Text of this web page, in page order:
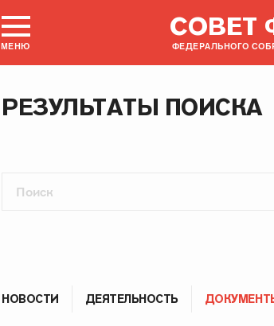
МЕНЮ
СОВЕТ
ФЕДЕРАЛЬНОГО
РЕЗУЛЬТАТЫ ПОИСКА
НОВОСТИ ДЕЯТЕЛЬНОСТЬ